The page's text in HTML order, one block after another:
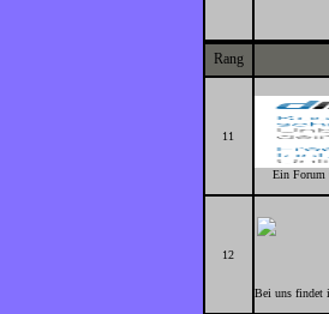
Rang
11
Ein Forum
12
Bei uns findet